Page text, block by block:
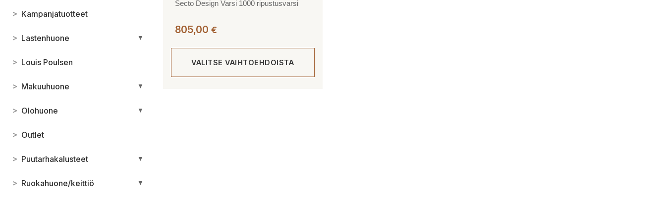
> Kampanjatuotteet
> Lastenhuone ▼
> Louis Poulsen
> Makuuhuone ▼
> Olohuone ▼
> Outlet
> Puutarhakalusteet ▼
> Ruokahuone/keittiö ▼
Secto Design Varsi 1000 ripustusvarsi
805,00 €
VALITSE VAIHTOEHDOISTA